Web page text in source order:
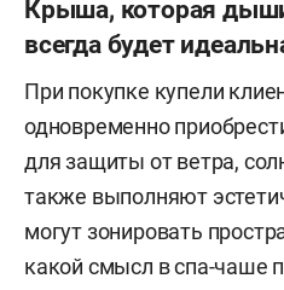
Крыша, которая
всегда будет
При покупке купели
одновременно
для защиты от ветра,
также выполняют
могут зонировать
какой смысл в спа-чаше